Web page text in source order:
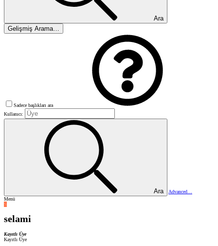
Ara
Gelişmiş Arama…
Sadece başlıkları ara
Kullanıcı:
Ara
Advanced…
Menü
S
selami
Kayıtlı Üye
Kayıtlı Üye